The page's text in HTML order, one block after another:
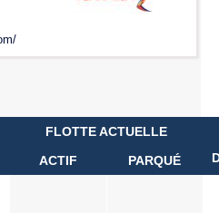
FLOTTE ACTUELLE
ACTIF PARQUÉ